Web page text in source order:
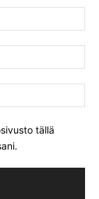
tällä